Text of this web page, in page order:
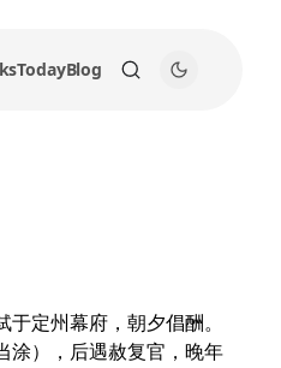
TodayBlog
定州幕府，朝夕倡酬。
涂），后遇赦复官，晚年